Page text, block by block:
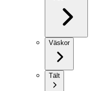
Väskor
Tält